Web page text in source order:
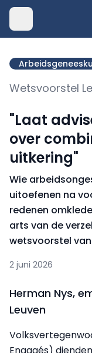
Wetsvoorstel
"Laat
over
uitkering"
Wie
uitoefenen na
redenen
arts van de
wetsvoorstel van
2 juni 2026
Herman Nys,
Leuven